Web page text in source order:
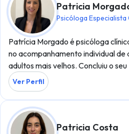
Patricia
Psicóloga Especialista
Patrícia Morgado é psicóloga
no acompanhamento individual
adultos mais velhos. Concluiu o
Ver Perfil
Patricia Costa